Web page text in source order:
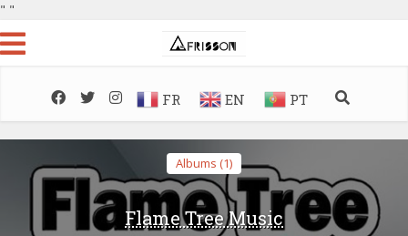
" "
FR EN PT
Albums (1)
Flame Tree Music